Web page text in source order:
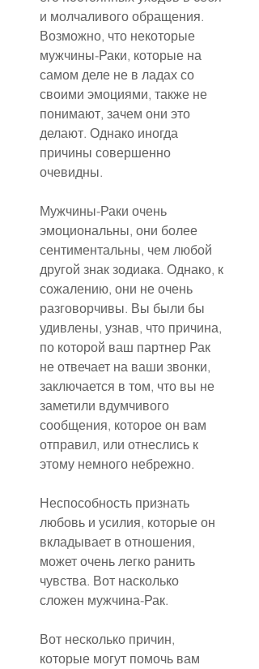
и молчаливого обращения.
Возможно, что некоторые
мужчины-Раки, которые на
самом деле не в ладах со
своими эмоциями, также не
понимают, зачем они это
делают. Однако иногда
причины совершенно
очевидны.
Мужчины-Раки очень
эмоциональны, они более
сентиментальны, чем любой
другой знак зодиака. Однако, к
сожалению, они не очень
разговорчивы. Вы были бы
удивлены, узнав, что причина,
по которой ваш партнер Рак
не отвечает на ваши звонки,
заключается в том, что вы не
заметили вдумчивого
сообщения, которое он вам
отправил, или отнеслись к
этому немного небрежно.
Неспособность признать
любовь и усилия, которые он
вкладывает в отношения,
может очень легко ранить
чувства. Вот насколько
сложен мужчина-Рак.
Вот несколько причин,
которые могут помочь вам